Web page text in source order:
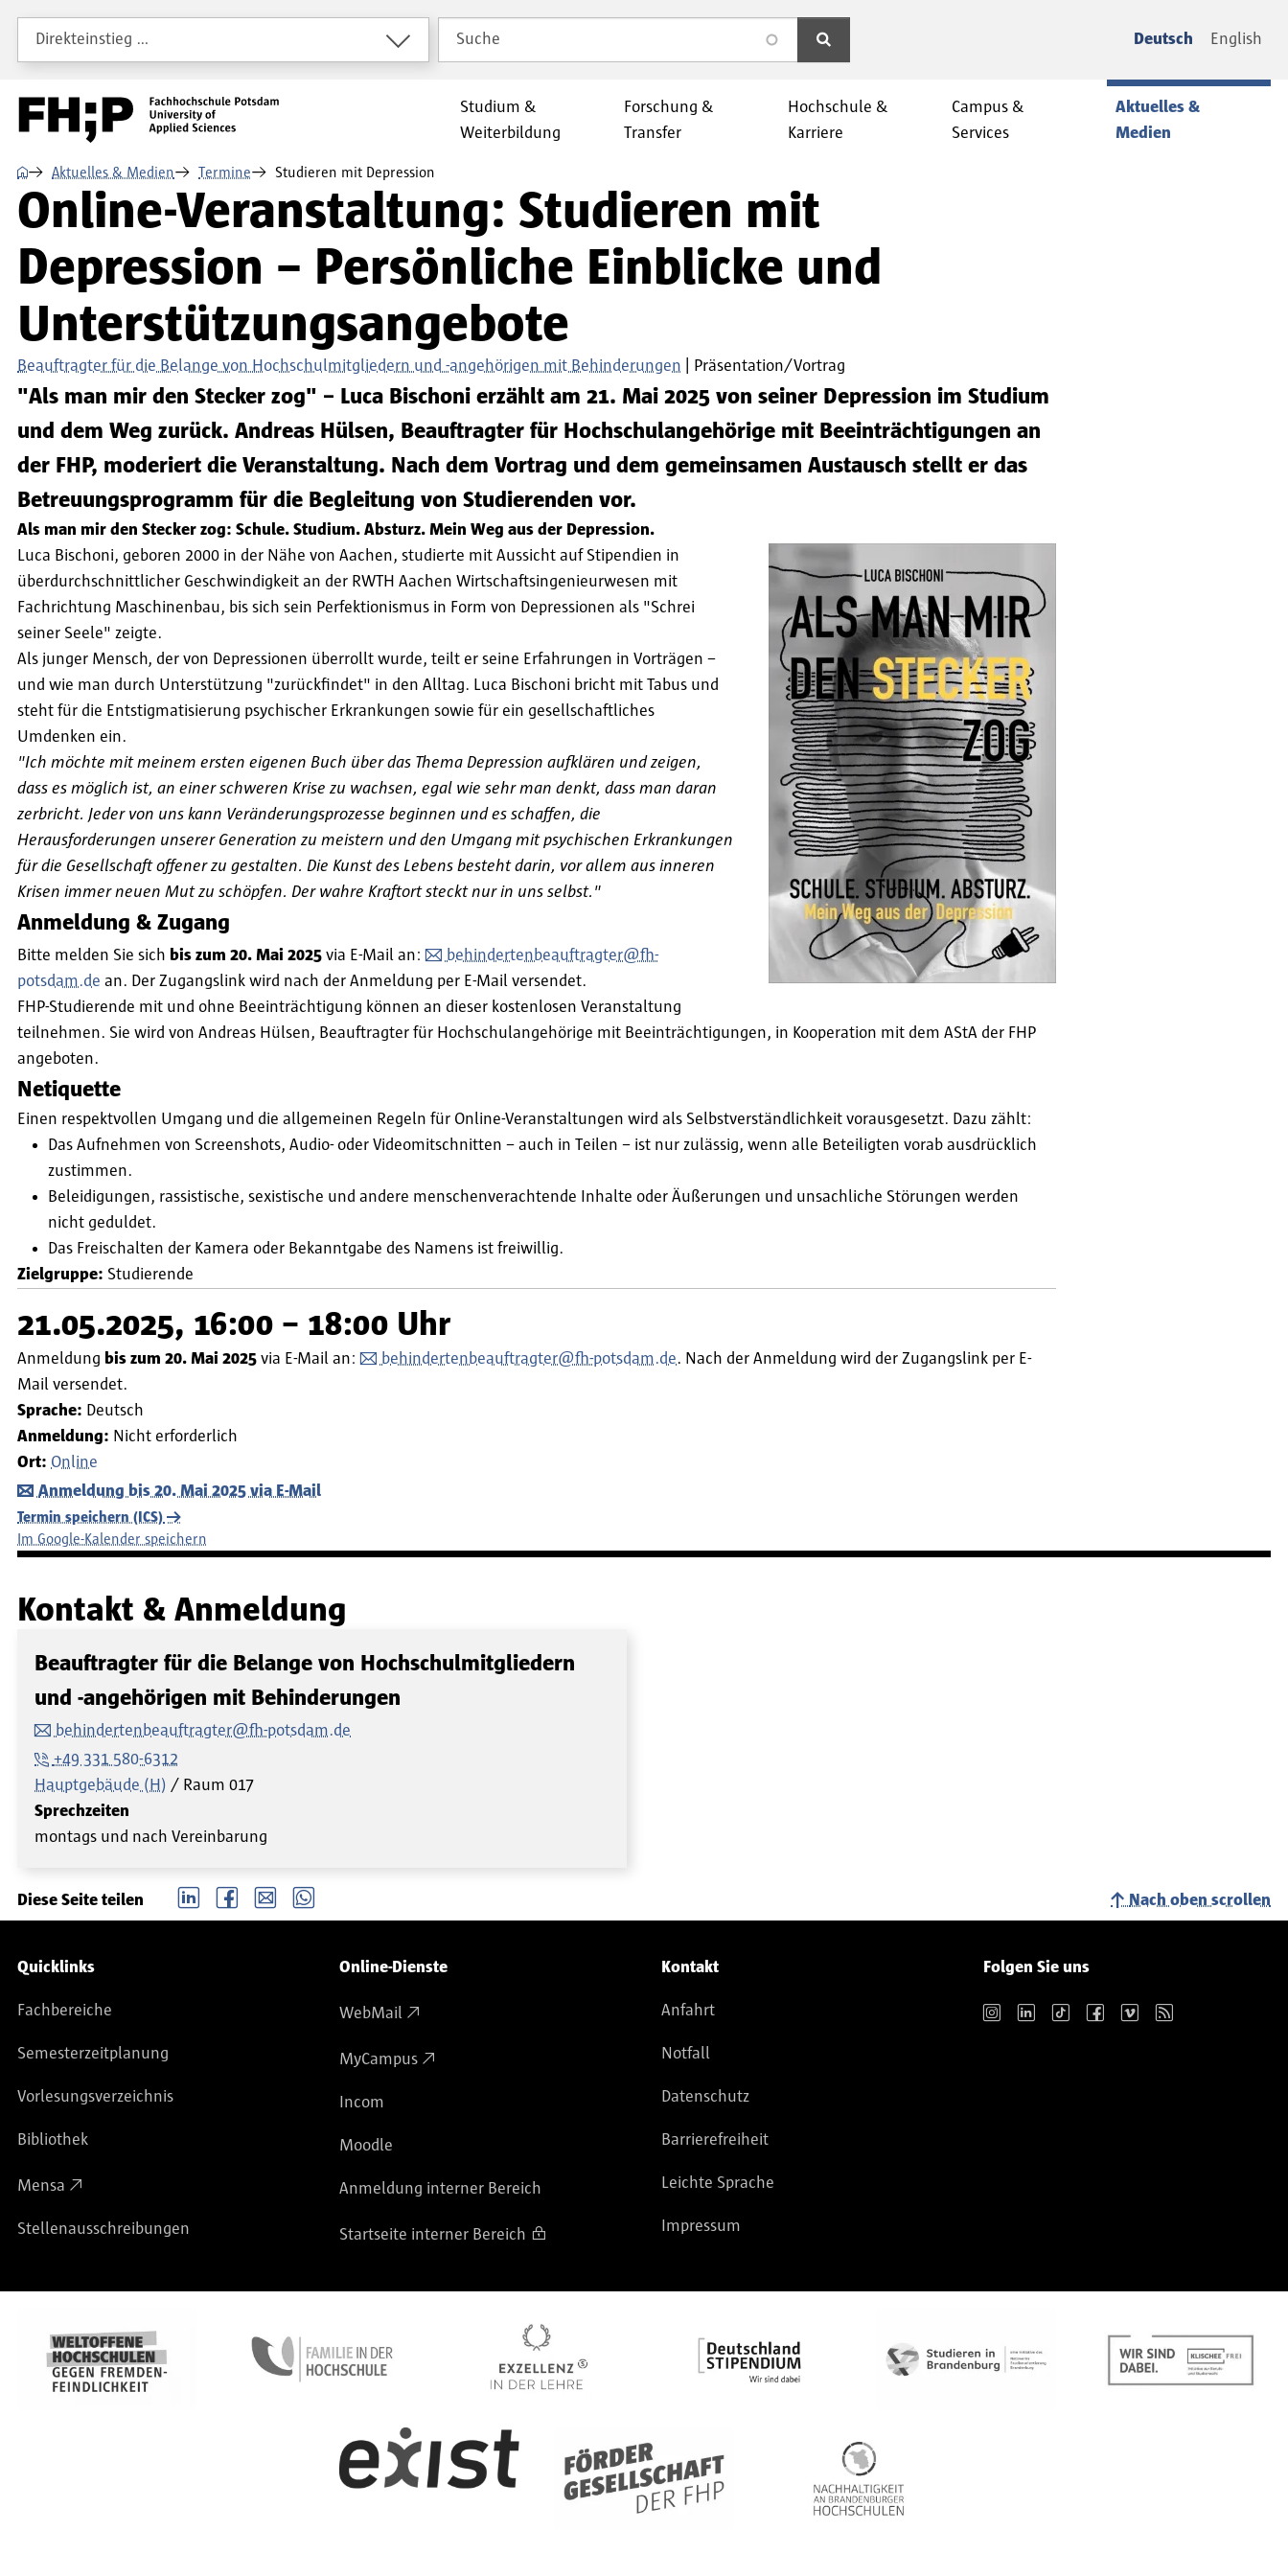
Direkt zum Inhalt
Direkt zur Hauptnavigation
Direkt zum Fußbereich
Direkteinstieg …
Suche
search Deutsch English
Studium &
Weiterbildung
Forschung &
Transfer
Hochschule &
Karriere
Campus &
Services
Aktuelles &
Medien
⌂ Aktuelles & Medien Termine Studieren mit Depression
Online-Veranstaltung: Studieren mit
Depression – Persönliche Einblicke und
Unterstützungsangebote
Beauftragter für die Belange von Hochschulmitgliedern und -angehörigen mit Behinderungen Präsentation/Vortrag
"Als man mir den Stecker zog" – Luca Bischoni erzählt am 21. Mai 2025 von seiner Depression im Studium
und dem Weg zurück. Andreas Hülsen, Beauftragter für Hochschulangehörige mit Beeinträchtigungen an
der FHP, moderiert die Veranstaltung. Nach dem Vortrag und dem gemeinsamen Austausch stellt er das
Betreuungsprogramm für die Begleitung von Studierenden vor.
Als man mir den Stecker zog: Schule. Studium. Absturz. Mein Weg aus der Depression.
Luca Bischoni, geboren 2000 in der Nähe von Aachen, studierte mit Aussicht auf Stipendien in
überdurchschnittlicher Geschwindigkeit an der RWTH Aachen Wirtschaftsingenieurwesen mit
Fachrichtung Maschinenbau, bis sich sein Perfektionismus in Form von Depressionen als "Schrei
seiner Seele" zeigte.
Als junger Mensch, der von Depressionen überrollt wurde, teilt er seine Erfahrungen in Vorträgen –
und wie man durch Unterstützung "zurückfindet" in den Alltag. Luca Bischoni bricht mit Tabus und
steht für die Entstigmatisierung psychischer Erkrankungen sowie für ein gesellschaftliches
Umdenken ein.
"Ich möchte mit meinem ersten eigenen Buch über das Thema Depression aufklären und zeigen,
dass es möglich ist, an einer schweren Krise zu wachsen, egal wie sehr man denkt, dass man daran
zerbricht. Jeder von uns kann Veränderungsprozesse beginnen und es schaffen, die
Herausforderungen unserer Generation zu meistern und den Umgang mit psychischen Erkrankungen
für die Gesellschaft offener zu gestalten. Die Kunst des Lebens besteht darin, vor allem aus inneren
Krisen immer neuen Mut zu schöpfen. Der wahre Kraftort steckt nur in uns selbst."
Anmeldung & Zugang
Bitte melden Sie sich bis zum 20. Mai 2025 via E-Mail an:
behindertenbeauftragter@fh-
potsdam.de an. Der Zugangslink wird nach der Anmeldung per E-Mail versendet.
FHP-Studierende mit und ohne Beeinträchtigung können an dieser kostenlosen Veranstaltung
teilnehmen. Sie wird von Andreas Hülsen, Beauftragter für Hochschulangehörige mit Beeinträchtigungen, in Kooperation mit dem AStA der FHP
angeboten.
Netiquette
Einen respektvollen Umgang und die allgemeinen Regeln für Online-Veranstaltungen wird als Selbstverständlichkeit vorausgesetzt. Dazu zählt:
Das Aufnehmen von Screenshots, Audio- oder Videomitschnitten – auch in Teilen – ist nur zulässig, wenn alle Beteiligten vorab ausdrücklich
zustimmen.
Beleidigungen, rassistische, sexistische und andere menschenverachtende Inhalte oder Äußerungen und unsachliche Störungen werden
nicht geduldet.
Das Freischalten der Kamera oder Bekanntgabe des Namens ist freiwillig.
Zielgruppe: Studierende
21.05.2025, 16:00 – 18:00 Uhr
Anmeldung bis zum 20. Mai 2025 via E-Mail an: behindertenbeauftragter@fh-potsdam.de. Nach der Anmeldung wird der Zugangslink per E-
Mail versendet.
Sprache: Deutsch
Anmeldung: Nicht erforderlich
Ort: Online
Anmeldung bis 20. Mai 2025 via E-Mail
Termin speichern (ICS)
Im Google-Kalender speichern
Kontakt & Anmeldung
Beauftragter für die Belange von Hochschulmitgliedern
und -angehörigen mit Behinderungen
behindertenbeauftragter@fh-potsdam.de
+49 331 580-6312
Hauptgebäude (H)
Raum 017
Sprechzeiten
montags und nach Vereinbarung
Diese Seite teilen LinkedIn Facebook email Whatsapp Nach oben scrollen
Service-Navigation
Quicklinks
Fachbereiche
Semesterzeitplanung
Vorlesungsverzeichnis
Bibliothek
Mensa
Stellenausschreibungen
Online-Dienste
WebMail
MyCampus
Incom
Moodle
Anmeldung interner Bereich
Startseite interner Bereich
Kontakt
Anfahrt
Notfall
Datenschutz
Barrierefreiheit
Leichte Sprache
Impressum
Folgen Sie uns
Instagram LinkedIn TikTok Facebook Vimeo RSS